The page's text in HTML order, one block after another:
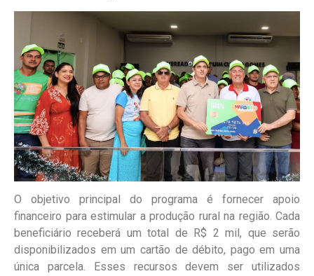
O objetivo principal do programa é fornecer apoio
financeiro para estimular a produção rural na região. Cada
beneficiário receberá um total de R$ 2 mil, que serão
disponibilizados em um cartão de débito, pago em uma
única parcela. Esses recursos devem ser utilizados